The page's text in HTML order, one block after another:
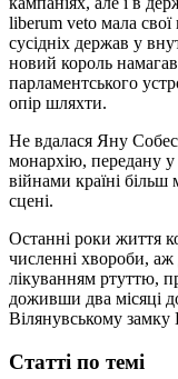
liberum veto мала
сусідніх держав у
новий король
парламентського
опір шляхти.
Не вдалася Яну
монархію, передану у
війнами країні більш
сцені.
Останні роки життя
численні хвороби, аж
лікуванням ртуттю,
доживши два місяці
Вілянувському
Статті по темі